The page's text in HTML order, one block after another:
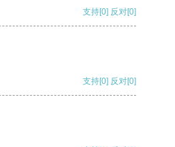
支持[0] 反对[0]
支持[0] 反对[0]